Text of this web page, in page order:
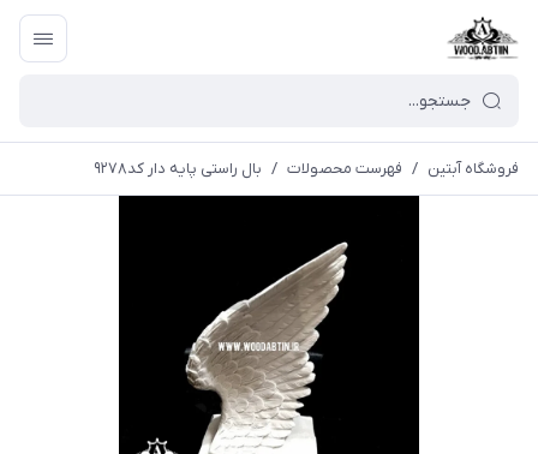
فروشگاه آبتین / فهرست محصولات / بال راستی پایه دار کد۹۲۷۸